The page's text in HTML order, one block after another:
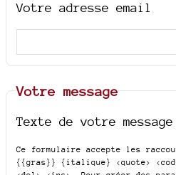
Votre adresse email
Votre message
Texte de votre
Ce formulaire accepte les
{{gras}} {italique} <quote>